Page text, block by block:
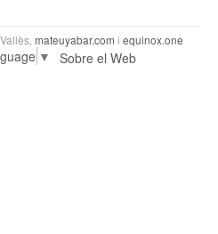
mateuyabar.com i equinox.one
▼
Sobre el Web